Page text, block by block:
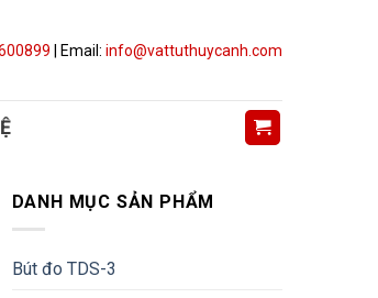
| Email: info@vattuthuycanh.com
DANH MỤC SẢN PHẨM
Bút đo TDS-3